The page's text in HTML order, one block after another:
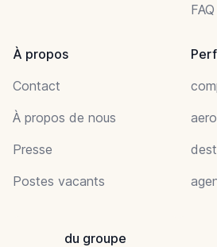
FAQ
À propos
Contact
À propos de nous
Presse
Postes vacants
du groupe